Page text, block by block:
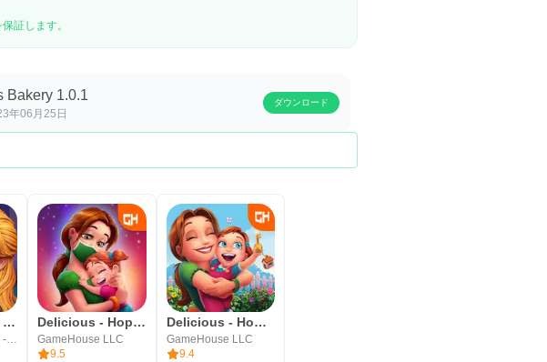
証します。
Bakery 1.0.1
年06月25日
ダウンロード
My Restaurant Empire-Deco Game
Mini Stone Games - Chef & Restaurant Cooking Games
Delicious - Hopes and Fears
GameHouse LLC
9.5
Delicious - Home Sweet Home
GameHouse LLC
9.4